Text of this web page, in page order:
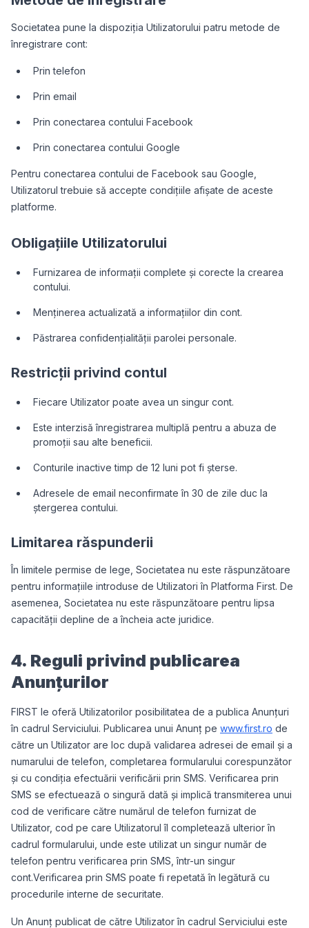
Societatea pune la dispoziția Utilizatorului patru metode de
înregistrare cont:
Prin telefon
Prin email
Prin conectarea contului Facebook
Prin conectarea contului Google
Pentru conectarea contului de Facebook sau Google,
Utilizatorul trebuie să accepte condițiile afișate de aceste
platforme.
Obligațiile Utilizatorului
Furnizarea de informații complete și corecte la crearea
contului.
Menținerea actualizată a informațiilor din cont.
Păstrarea confidențialității parolei personale.
Restricții privind contul
Fiecare Utilizator poate avea un singur cont.
Este interzisă înregistrarea multiplă pentru a abuza de
promoții sau alte beneficii.
Conturile inactive timp de 12 luni pot fi șterse.
Adresele de email neconfirmate în 30 de zile duc la
ștergerea contului.
Limitarea răspunderii
În limitele permise de lege, Societatea nu este răspunzătoare
pentru informațiile introduse de Utilizatori în Platforma First. De
asemenea, Societatea nu este răspunzătoare pentru lipsa
capacității depline de a încheia acte juridice.
4. Reguli privind publicarea
Anunțurilor
FIRST le oferă Utilizatorilor posibilitatea de a publica Anunțuri
în cadrul Serviciului. Publicarea unui Anunț pe www.first.ro de
către un Utilizator are loc după validarea adresei de email și a
numarului de telefon, completarea formularului corespunzător
și cu condiția efectuării verificării prin SMS. Verificarea prin
SMS se efectuează o singură dată și implică transmiterea unui
cod de verificare către numărul de telefon furnizat de
Utilizator, cod pe care Utilizatorul îl completează ulterior în
cadrul formularului, unde este utilizat un singur număr de
telefon pentru verificarea prin SMS, într-un singur
cont.Verificarea prin SMS poate fi repetată în legătură cu
procedurile interne de securitate.
Un Anunț publicat de către Utilizator în cadrul Serviciului este